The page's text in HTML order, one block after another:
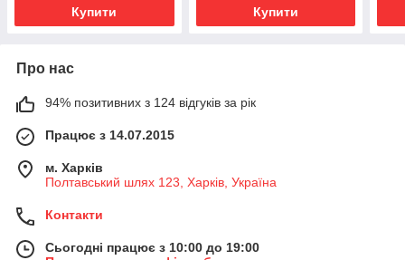
Купити Купити
Про нас
94% позитивних з 124 відгуків за рік
Працює з 14.07.2015
м. Харків
Полтавський шлях 123, Харків, Україна
Контакти
Сьогодні працює з 10:00 до 19:00